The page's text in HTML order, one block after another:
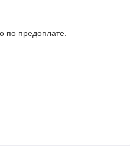
по предоплате.